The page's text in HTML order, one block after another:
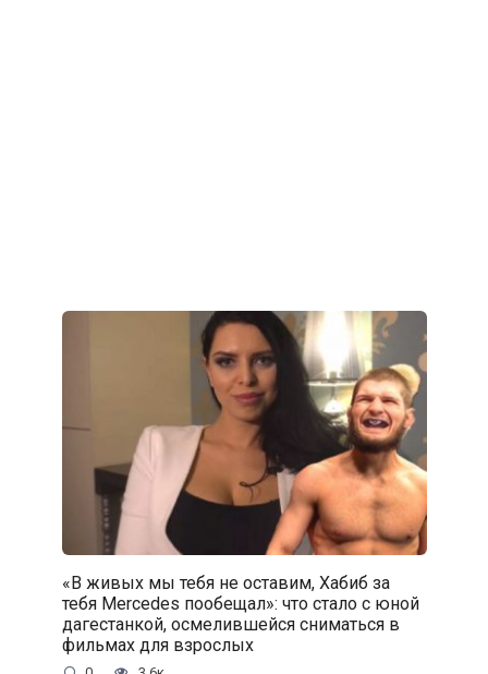
«В живых мы тебя не оставим, Хабиб за
тебя Mercedes пообещал»: что стало с юной
дагестанкой, осмелившейся сниматься в
фильмах для взрослых